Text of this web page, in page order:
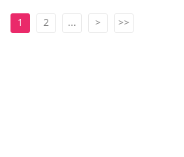
1 2 ... > >>